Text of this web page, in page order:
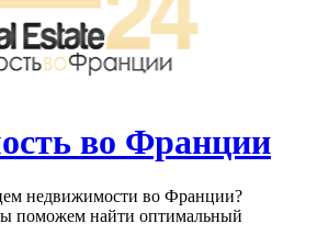
во Франции
недвижимости во Франции?
поможем найти оптимальный